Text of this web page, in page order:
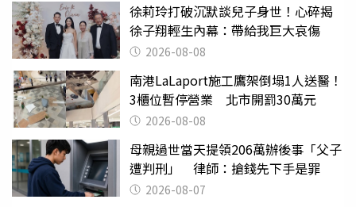
徐莉玲打破沉默談兒子身世！心碎揭
徐子翔輕生內幕：帶給我巨大哀傷
2026-08-08
南港LaLaport施工鷹架倒塌1人送醫！
3櫃位暫停營業 北市開罰30萬元
2026-08-08
母親過世當天提領206萬辦後事「父子
遭判刑」 律師：搶錢先下手是罪
2026-08-07